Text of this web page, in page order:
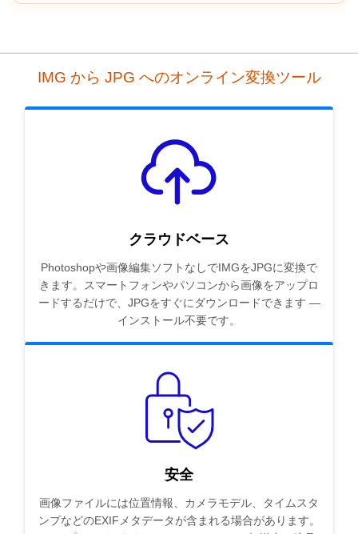
IMG から JPG へのオンライン変換ツール
クラウドベース
Photoshopや画像編集ソフトなしでIMGをJPGに変換で
きます。スマートフォンやパソコンから画像をアップロ
ードするだけで、JPGをすぐにダウンロードできます —
インストール不要です。
安全
画像ファイルには位置情報、カメラモデル、タイムスタ
ンプなどのEXIFメタデータが含まれる場合があります。